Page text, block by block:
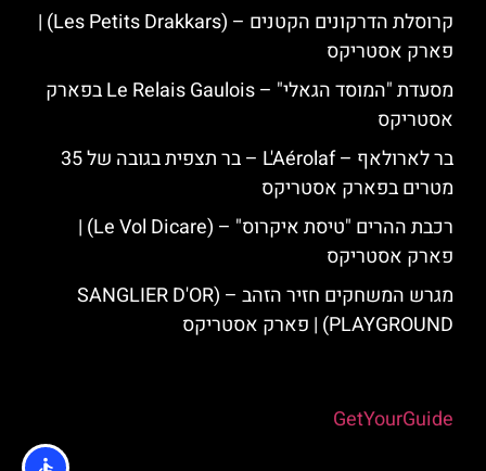
קרוסלת הדרקונים הקטנים – (Les Petits Drakkars) |
פארק אסטריקס
מסעדת "המוסד הגאלי" – Le Relais Gaulois בפארק
אסטריקס
בר לארולאף – L'Aérolaf – בר תצפית בגובה של 35
מטרים בפארק אסטריקס
רכבת ההרים "טיסת איקרוס" – (Le Vol Dicare) |
פארק אסטריקס
מגרש המשחקים חזיר הזהב – (SANGLIER D'OR
PLAYGROUND) | פארק אסטריקס
GetYourGuide